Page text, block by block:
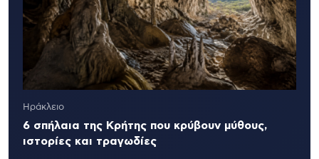
Ηράκλειο
6 σπήλαια της Κρήτης που κρύβουν μύθους,
ιστορίες και τραγωδίες